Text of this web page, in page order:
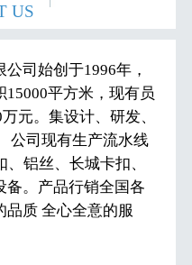
US
司始创于1996年，
平方米，现有员
元。集设计、研发、
公司现有生产流水线
铝丝、长城卡扣、
备。产品行销全国各
品质 全心全意的服